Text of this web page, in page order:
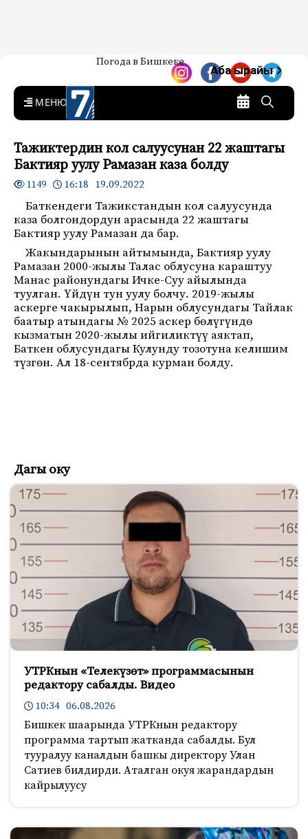
7-канал. Жаңылыктар —
Кыргызстан
Жаңылыктар — Кыргызстан
Погода в Бишкеке
Аба ырайы
MENU
Тажиктердин кол салуусунан 22 жаштагы
Бактияр уулу Рамазан каза болду
1149 16:18 19.09.2022
Баткендеги Тажикстандын кол салуусунда
каза болгондордун арасында 22 жаштагы
Бактияр уулу Рамазан да бар.
Жакындарынын айтымында, Бактияр уулу
Рамазан 2000-жылы Талас облусуна караштуу
Манас районундагы Ичке-Суу айылында
туулган. Үйдүн тун уулу болчу. 2019-жылы
аскерге чакырылып, Нарын облусундагы Тайлак
баатыр атындагы № 2025 аскер бөлүгүндө
кызматын 2020-жылы ийгиликтүү аяктап,
Баткен облусундагы Кулунду тозотуна келишим
түзгөн. Ал 18-сентябрда курман болду.
Дагы оку
УТРКнын «Телекүзөт» программасынын
редактору сабалды. Видео
10:34 06.08.2026
Бишкек шаарында УТРКнын редактору
программа тартып жатканда сабалды. Бул
тууралуу каналдын башкы директору Улан
Сатиев билдирди. Аталган окуя жарандардын
кайрылуусу